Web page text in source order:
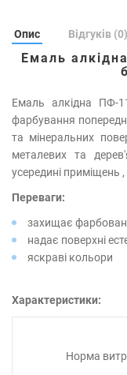
Опис Відгуків (0)
Емаль
Емаль алкідна ПФ-
фарбування
та мінеральних
металевих та
усередині приміщень ,
Переваги:
захищає
надає поверхні
яскраві кольори
Характеристики:
Норма